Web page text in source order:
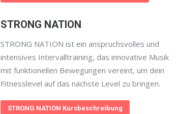
STRONG NATION
STRONG NATION ist ein anspruchsvolles und
intensives Intervalltraining, das innovative Musik
mit funktionellen Bewegungen vereint, um dein
Fitnesslevel auf das nächste Level zu bringen.
STRONG NATION Kursbeschreibung